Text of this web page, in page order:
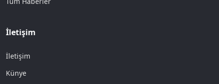
İletişim
İletişim
Künye